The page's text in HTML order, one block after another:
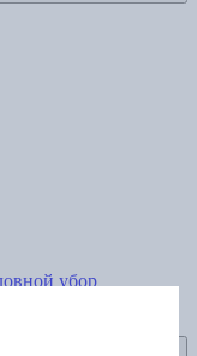
убор
тираж